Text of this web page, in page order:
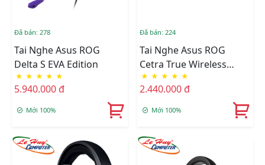
Đã bán: 278
Tai Nghe Asus ROG
Delta S EVA Edition
★ ★ ★ ★ ★
5.940.000 đ
Mới 100%
Đã bán: 224
Tai Nghe Asus ROG
Cetra True Wireless
White
★ ★ ★ ★ ★
2.440.000 đ
Mới 100%